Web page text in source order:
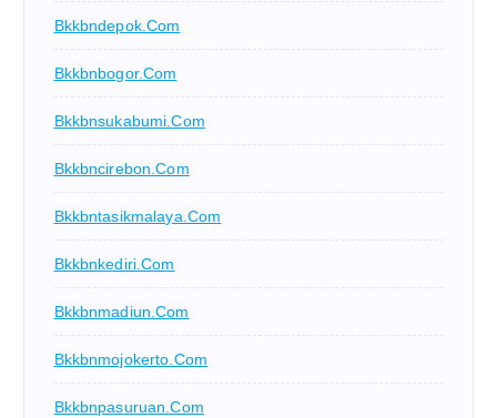
Bkkbndepok.com
Bkkbnbogor.com
Bkkbnsukabumi.com
Bkkbncirebon.com
Bkkbntasikmalaya.com
Bkkbnkediri.com
Bkkbnmadiun.com
Bkkbnmojokerto.com
Bkkbnpasuruan.com